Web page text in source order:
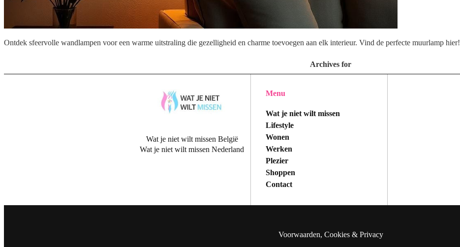
Ontdek sfeervolle wandlampen voor een warme uitstraling die gezelligheid en charme toevoegen aan elk interieur. Vind de perfecte muurlamp hier!
Archives for
Wat je niet wilt missen België
Wat je niet wilt missen Nederland
Menu
Wat je niet wilt missen
Lifestyle
Wonen
Werken
Plezier
Shoppen
Contact
Voorwaarden, Cookies & Privacy